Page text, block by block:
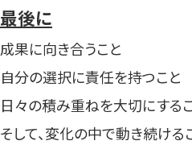
最後に
成果に向き合うこと
自分の選択に責任を持つこと
日々の積み重ねを大切にする
そして、変化の中で動き続ける